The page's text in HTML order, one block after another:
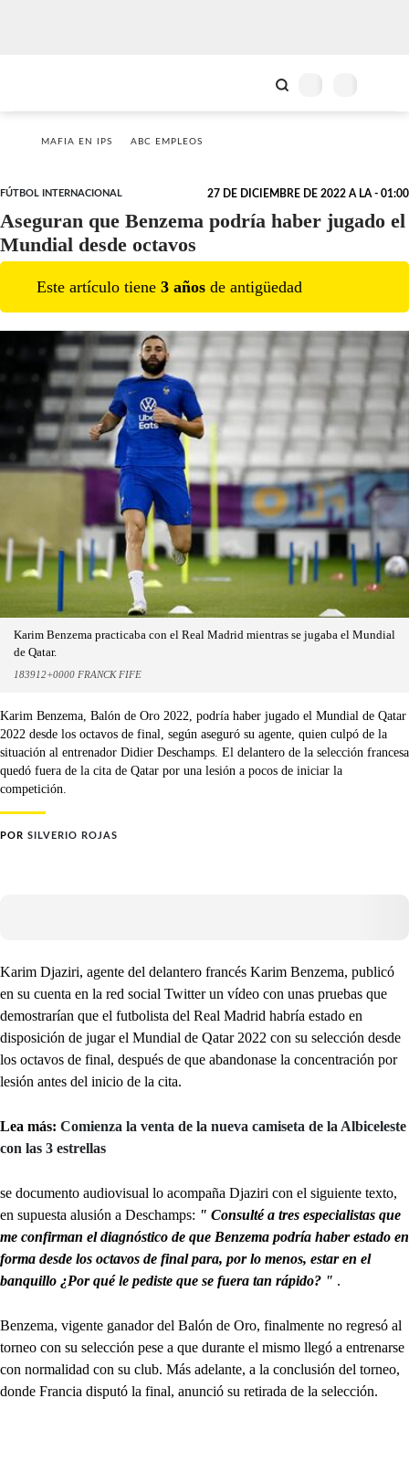
MAFIA EN IPS ABC EMPLEOS
FÚTBOL INTERNACIONAL 27 DE DICIEMBRE DE 2022 A LA - 01:00
Aseguran que Benzema podría haber jugado el
Mundial desde octavos
Este artículo tiene 3 años de antigüedad
Karim Benzema practicaba con el Real Madrid mientras se jugaba el Mundial
de Qatar.
183912+0000 FRANCK FIFE
Karim Benzema, Balón de Oro 2022, podría haber jugado el Mundial de Qatar
2022 desde los octavos de final, según aseguró su agente, quien culpó de la
situación al entrenador Didier Deschamps. El delantero de la selección francesa
quedó fuera de la cita de Qatar por una lesión a pocos de iniciar la
competición.
POR SILVERIO ROJAS
Karim Djaziri, agente del delantero francés Karim Benzema, publicó
en su cuenta en la red social Twitter un vídeo con unas pruebas que
demostrarían que el futbolista del Real Madrid habría estado en
disposición de jugar el Mundial de Qatar 2022 con su selección desde
los octavos de final, después de que abandonase la concentración por
lesión antes del inicio de la cita.
Lea más: Comienza la venta de la nueva camiseta de la Albiceleste
con las 3 estrellas
se documento audiovisual lo acompaña Djaziri con el siguiente texto,
en supuesta alusión a Deschamps: " Consulté a tres especialistas que
me confirman el diagnóstico de que Benzema podría haber estado en
forma desde los octavos de final para, por lo menos, estar en el
banquillo ¿Por qué le pediste que se fuera tan rápido? " .
Benzema, vigente ganador del Balón de Oro, finalmente no regresó al
torneo con su selección pese a que durante el mismo llegó a entrenarse
con normalidad con su club. Más adelante, a la conclusión del torneo,
donde Francia disputó la final, anunció su retirada de la selección.